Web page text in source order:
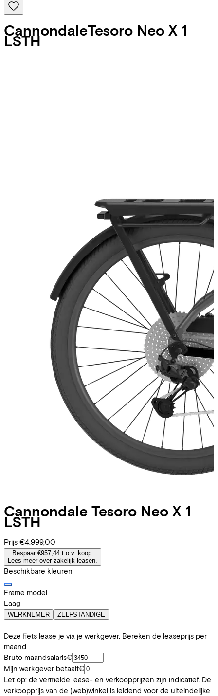
CannondaleTesoro Neo X 1
LSTH
Cannondale Tesoro Neo X 1
LSTH
Prijs €4.999,00
Bespaar €957,44 t.o.v. koop.
Lees meer over zakelijk leasen.
Beschikbare kleuren
Frame model
Laag
WERKNEMER ZELFSTANDIGE
Deze fiets lease je via je werkgever. Bereken de leaseprijs per
maand
Bruto maandsalaris€
Mijn werkgever betaalt€
Let op: de vermelde lease- en verkoopprijzen zijn indicatief. De
verkoopprijs van de (web)winkel is leidend voor de uiteindelijke